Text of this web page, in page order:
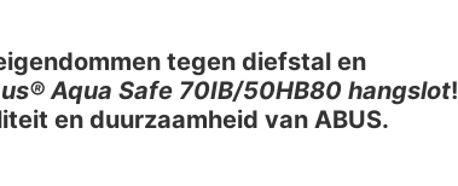
tegen diefstal en
Aqua Safe 70IB/50HB80 hangslot!
en duurzaamheid van ABUS.